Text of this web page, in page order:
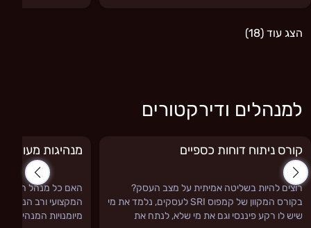
הצג עוד (18)
למנהלים ודירקטורים
קורס ניתוח דוחות כספיים
רוצים להיות בשליטה אמיתית על מצב העסק?
בקורס המקוון של קמפוס SRI לעסקים, נלמד את מי
שיש לו רקע פיננסי וגם את מי שלא, לנתח את
מנהיגות
האם כל מנהל הוא
המקצועי ורב
מיומנויות